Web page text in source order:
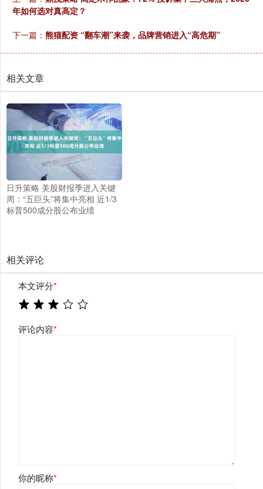
年如何选对真高定？
下一篇： 熊猫配资 “翻车潮”来袭，品牌营销进入“高危期”
相关文章
日升策略 美股财报季进入关键
周：“五巨头”将集中亮相 近1/3
标普500成分股公布业绩
相关评论
本文评分*
评论内容*
你的昵称*